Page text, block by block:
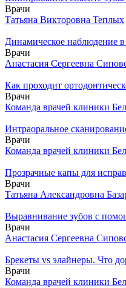
Врачи
Татьяна Викторовна Теплых
Динамическое наблюдение
Врачи
Анастасия Сергеевна
Как проходит
Врачи
Команда врачей клиники
Интраоральное
Врачи
Команда врачей клиники
Прозрачные капы для
Врачи
Татьяна Александровна
Выравнивание зубов с
Врачи
Анастасия Сергеевна
Брекеты vs элайнеры. Что
Врачи
Команда врачей клиники